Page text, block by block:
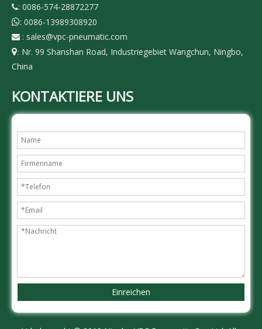
: 0086-574-28872277
: 0086-13989308920
 : sales@vpc-pneumatic.com
: Nr. 99 Shanshan Road, Industriegebiet Wangchun, Ningbo,
China
KONTAKTIERE UNS
Einreichen